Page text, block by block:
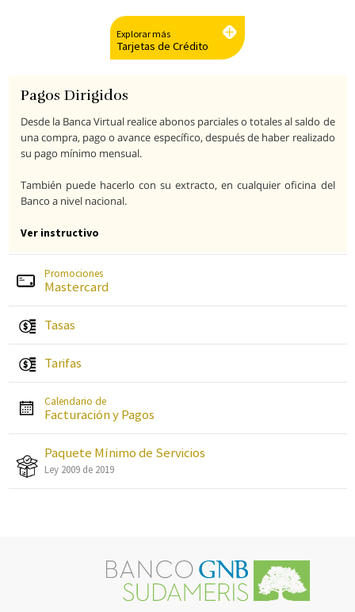
Explorar más
Tarjetas de Crédito
Pagos Dirigidos
Desde la Banca Virtual realice abonos parciales o totales al saldo de
una compra, pago o avance específico, después de haber realizado
su pago mínimo mensual.
También puede hacerlo con su extracto, en cualquier oficina del
Banco a nivel nacional.
Ver instructivo
Promociones
Mastercard
Tasas
Tarifas
Calendario de
Facturación y Pagos
Paquete Mínimo de Servicios
Ley 2009 de 2019